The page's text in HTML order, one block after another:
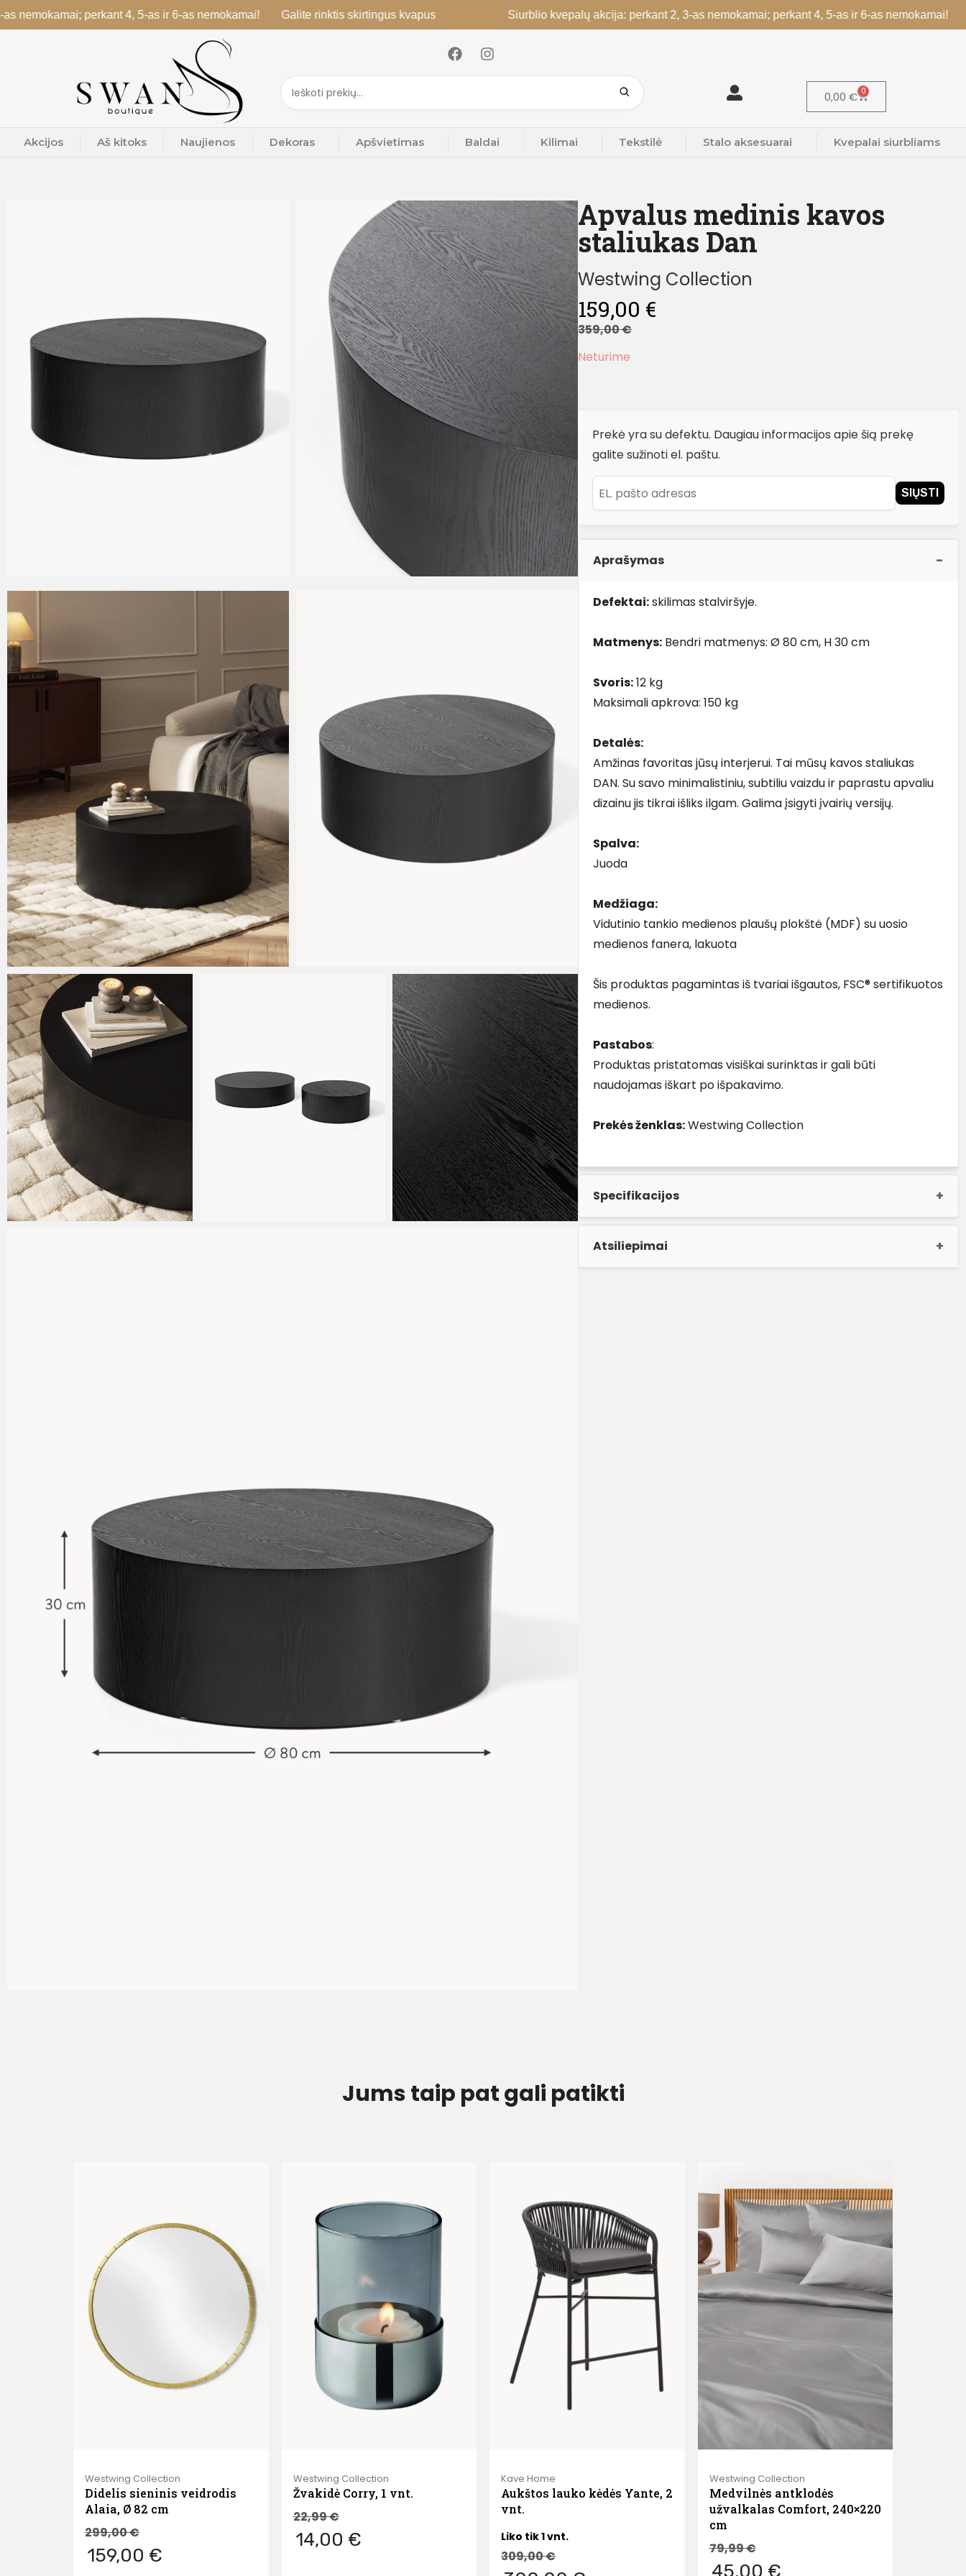
perkant 4, 5-as ir 6-as nemokamai! Galite rinktis skirtingus kvapus Siurblio kvepalų akcija: perkant 2, 3-as nemokamai; perkant 4, 5-as ir 6-as nemokamai! Galite
0,00€ 0
Akcijos Aš kitoks Naujienos Dekoras Apšvietimas Baldai Kilimai Tekstilė Stalo aksesuarai Kvepalai siurbliams
Apvalus medinis kavos
staliukas Dan
Westwing Collection
159,00 €
359,00€
Neturime
Prekė yra su defektu. Daugiau informacijos apie šią prekę
galite sužinoti el. paštu.
SIŲSTI
Aprašymas
Defektai:skilimas stalviršyje.
Matmenys: Bendri matmenys: Ø 80 cm, H 30 cm
Svoris:12 kg
Maksimali apkrova: 150 kg
Detalės:
Amžinas favoritas jūsų interjerui. Tai mūsų kavos staliukas
DAN. Su savo minimalistiniu, subtiliu vaizdu ir paprastu apvaliu
dizainu jis tikrai išliks ilgam. Galima įsigyti įvairių versijų.
Spalva:
Juoda
Medžiaga:
Vidutinio tankio medienos plaušų plokštė (MDF) su uosio
medienos fanera, lakuota
Šis produktas pagamintas iš tvariai išgautos, FSC® sertifikuotos
medienos.
Pastabos:
Produktas pristatomas visiškai surinktas ir gali būti
naudojamas iškart po išpakavimo.
Prekės ženklas:Westwing Collection
Specifikacijos
Atsiliepimai
Jums taip pat gali patikti
Westwing Collection
Didelis sieninis veidrodis
Alaia, Ø 82 cm
299,00€
159,00 €
Westwing Collection
Žvakidė Corry, 1 vnt.
22,99€
14,00 €
Kave Home
Aukštos lauko kėdės Yante, 2
vnt.
Liko tik 1 vnt.
309,00€
Westwing Collection
Medvilnės antklodės
užvalkalas Comfort, 240×220
cm
79,99€
45,00 €